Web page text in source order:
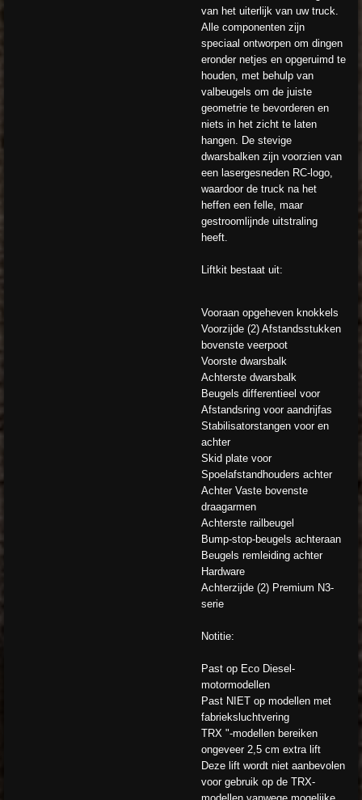
van het uiterlijk van uw truck.
Alle componenten zijn
speciaal ontworpen om dingen
eronder netjes en opgeruimd te
houden, met behulp van
valbeugels om de juiste
geometrie te bevorderen en
niets in het zicht te laten
hangen. De stevige
dwarsbalken zijn voorzien van
een lasergesneden RC-logo,
waardoor de truck na het
heffen een felle, maar
gestroomlijnde uitstraling
heeft.
Liftkit bestaat uit:
Vooraan opgeheven knokkels
Voorzijde (2) Afstandsstukken
bovenste veerpoot
Voorste dwarsbalk
Achterste dwarsbalk
Beugels differentieel voor
Afstandsring voor aandrijfas
Stabilisatorstangen voor en
achter
Skid plate voor
Spoelafstandhouders achter
Achter Vaste bovenste
draagarmen
Achterste railbeugel
Bump-stop-beugels achteraan
Beugels remleiding achter
Hardware
Achterzijde (2) Premium N3-
serie
Notitie:
Past op Eco Diesel-
motormodellen
Past NIET op modellen met
fabrieksluchtvering
TRX "-modellen bereiken
ongeveer 2,5 cm extra lift
Deze lift wordt niet aanbevolen
voor gebruik op de TRX-